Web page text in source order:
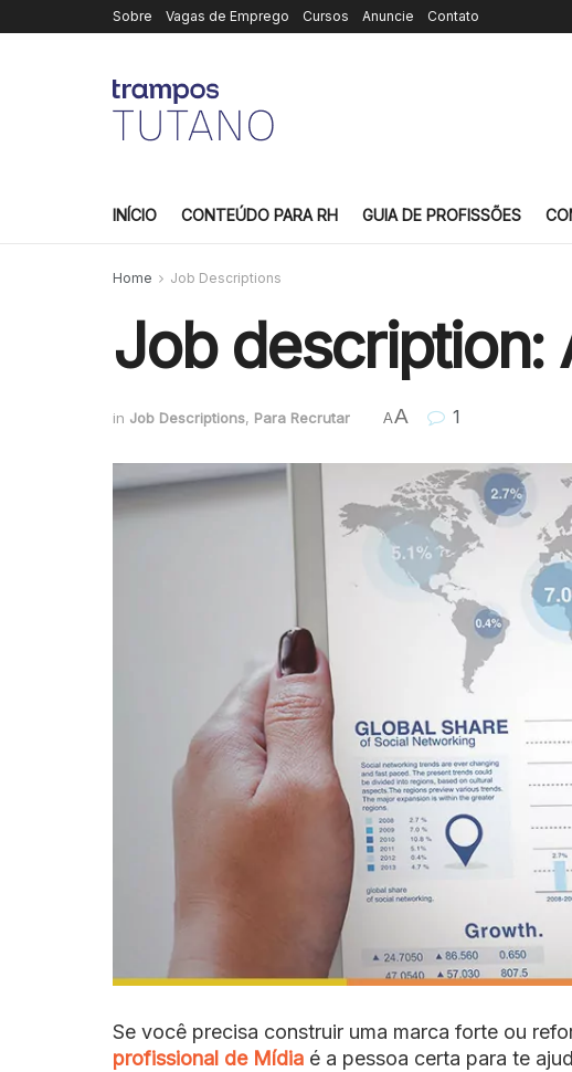
Sobre Vagas de Emprego Cursos Anuncie Contato
INÍCIO CONTEÚDO PARA RH GUIA DE PROFISSÕES
Home Job Descriptions
Job description:
in Job Descriptions, Para Recrutar AA 1
Se você precisa construir uma marca forte ou
profissional de Mídia é a pessoa certa para te